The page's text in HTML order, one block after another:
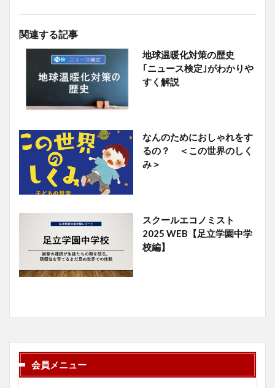
関連する記事
地球温暖化対策の歴史
｢ニュース検定｣がわかりや
すく解説
なんのためにおしゃれをす
るの？ ＜この世界のしく
み＞
スクールエコノミスト
2025 WEB【足立学園中学
校編】
会員メニュー